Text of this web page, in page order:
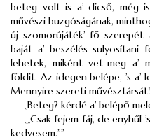
beteg volt is a’ dicső, még
művészi buzgóságának,
új szomorújáték’ fő szerepét
baját a’ beszélés
lehetek, miként vet-meg a’
földit. Az idegen belépe, ’s a’
Mennyire szereti
„Beteg? kérdé a’ belépő
„„Csak fejem fáj, de enyhűl
kedvesem.””